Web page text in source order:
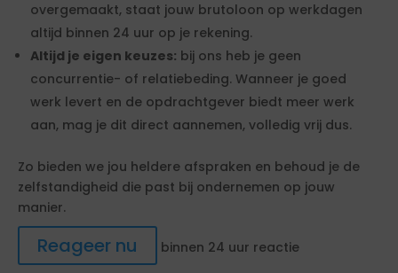
overgemaakt, staat jouw brutoloon op werkdagen
altijd binnen 24 uur op je rekening.
Altijd je eigen keuzes: bij ons heb je geen
concurrentie- of relatiebeding. Wanneer je goed
werk levert en de opdrachtgever biedt meer werk
aan, mag je dit direct aannemen, volledig vrij dus.
Zo bieden we jou heldere afspraken en behoud je de
zelfstandigheid die past bij ondernemen op jouw
manier.
Reageer nu
binnen 24 uur reactie